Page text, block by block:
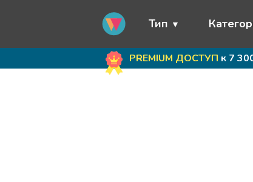
Тип
PREMIUM ДОСТУП к 7